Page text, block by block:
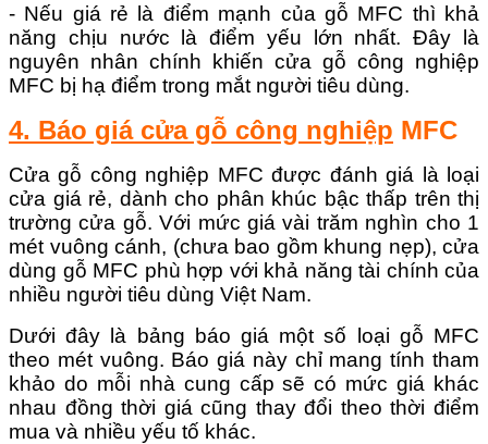
- Nếu giá rẻ là điểm mạnh của gỗ MFC thì khả
năng chịu nước là điểm yếu lớn nhất. Đây là
nguyên nhân chính khiến cửa gỗ công nghiệp
MFC bị hạ điểm trong mắt người tiêu dùng.
4. Báo giá cửa gỗ công nghiệp MFC
Cửa gỗ công nghiệp MFC được đánh giá là loại
cửa giá rẻ, dành cho phân khúc bậc thấp trên thị
trường cửa gỗ. Với mức giá vài trăm nghìn cho 1
mét vuông cánh, (chưa bao gồm khung nẹp), cửa
dùng gỗ MFC phù hợp với khả năng tài chính của
nhiều người tiêu dùng Việt Nam.
Dưới đây là bảng báo giá một số loại gỗ MFC
theo mét vuông. Báo giá này chỉ mang tính tham
khảo do mỗi nhà cung cấp sẽ có mức giá khác
nhau đồng thời giá cũng thay đổi theo thời điểm
mua và nhiều yếu tố khác.